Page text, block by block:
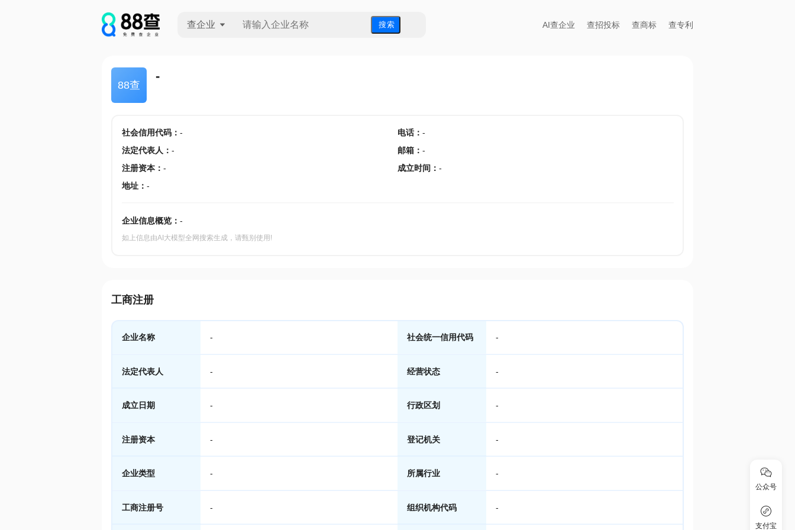
查企业 搜 索 AI查企业 查招投标 查商标 查专利
88查
-
社会信用代码： - 电话： -
法定代表人 ： - 邮箱 ： -
注册资本： - 成立时间 ： -
地址： -
企业信息概览： -
如上信息由AI大模型全网搜索生成，请甄别使用!
工商注册
企业名称 - 社会统一信用代码 -
法定代表人 - 经营状态 -
成立日期 - 行政区划 -
注册资本 - 登记机关 -
企业类型 - 所属行业 -
工商注册号 - 组织机构代码 -
公众号
支付宝